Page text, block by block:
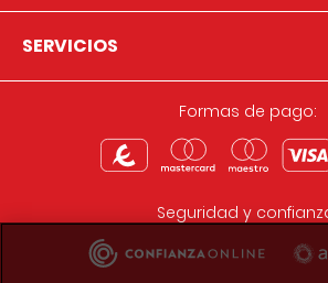
SERVICIOS
Formas de pago:
Seguridad y